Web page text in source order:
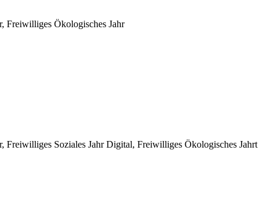
Freiwilliges Ökologisches Jahr
Freiwilliges Soziales Jahr Digital, Freiwilliges Ökologisches Jahrt